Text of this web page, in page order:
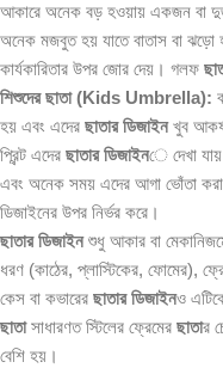
আকারে অনেক বড় হওয়ায় একজন বা
অনেক মজবুত হয় যাতে বাতাস বা ঝড়ো
কার্যকারিতার উপর জোর দেয়। গলফ
শিশুদের ছাতা (Kids Umbrella):
হয় এবং এদের ছাতার ডিজাইনখুব
প্রিন্ট এদের ছাতার ডিজাইনে দেখা
এবং অনেক সময় এদের আগা ভোঁতা
ডিজাইনের উপর নির্ভর করে।
ছাতার ডিজাইনশুধু আকার বা
ধরণ (কাঠের, প্লাস্টিকের, ফোমের),
কেস বা কভারের ছাতার ডিজাইনও
ছাতাসাধারণত স্টিলের ফ্রেমের ছাতার
বেশি হয়।